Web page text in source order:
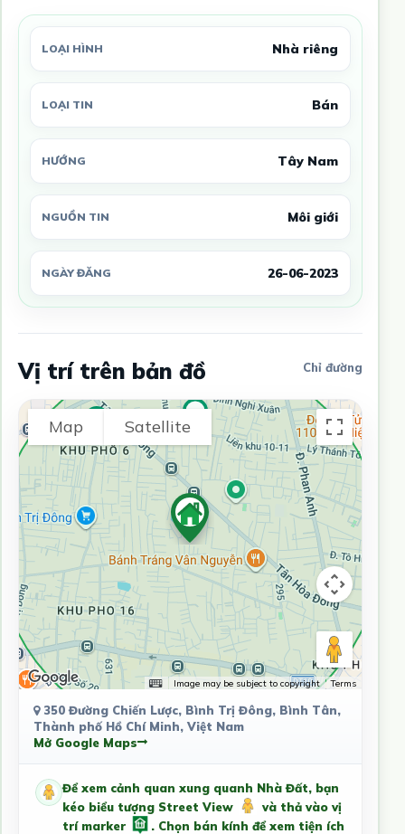
LOẠI HÌNH Nhà riêng
LOẠI TIN Bán
HƯỚNG Tây Nam
NGUỒN TIN Môi giới
NGÀY ĐĂNG 26-06-2023
Vị trí trên bản đồ Chỉ đường
Map Satellite
Image may be subject to copyright Terms
350 Đường Chiến Lược, Bình Trị Đông, Bình Tân,
Thành phố Hồ Chí Minh, Việt Nam
Mở Google Maps
Để xem cảnh quan xung quanh Nhà Đất, bạn
kéo biểu tượng Street View
và thả vào vị
trí marker
. Chọn bán kính để xem tiện ích